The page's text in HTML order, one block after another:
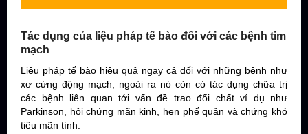
Tác dụng của liệu pháp tế bào đối với các bệnh tim
mạch
Liệu pháp tế bào hiệu quả ngay cả đối với những bệnh như
xơ cứng động mạch, ngoài ra nó còn có tác dụng chữa trị
các bệnh liên quan tới vấn đề trao đổi chất ví dụ như
Parkinson, hội chứng mãn kinh, hen phế quản và chứng khó
tiêu mãn tính.